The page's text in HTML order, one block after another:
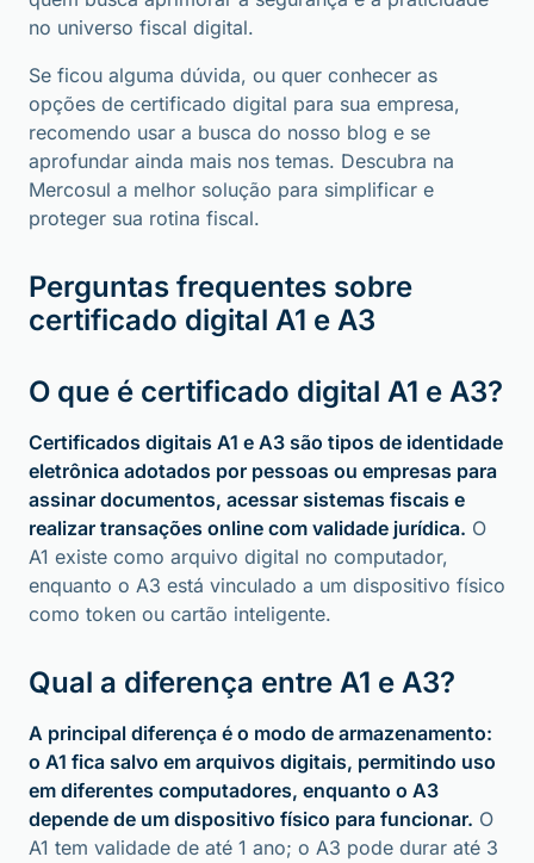
no universo fiscal digital.
Se ficou alguma dúvida, ou quer conhecer as
opções de certificado digital para sua empresa,
recomendo usar a busca do nosso blog e se
aprofundar ainda mais nos temas. Descubra na
Mercosul a melhor solução para simplificar e
proteger sua rotina fiscal.
Perguntas frequentes sobre
certificado digital A1 e A3
O que é certificado digital A1 e A3?
Certificados digitais A1 e A3 são tipos de identidade
eletrônica adotados por pessoas ou empresas para
assinar documentos, acessar sistemas fiscais e
realizar transações online com validade jurídica. O
A1 existe como arquivo digital no computador,
enquanto o A3 está vinculado a um dispositivo físico
como token ou cartão inteligente.
Qual a diferença entre A1 e A3?
A principal diferença é o modo de armazenamento:
o A1 fica salvo em arquivos digitais, permitindo uso
em diferentes computadores, enquanto o A3
depende de um dispositivo físico para funcionar. O
A1 tem validade de até 1 ano; o A3 pode durar até 3